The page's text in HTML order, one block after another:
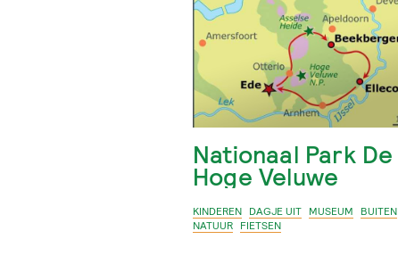
Nationaal Park De
Hoge Veluwe
KINDEREN DAGJE UIT MUSEUM
BUITEN
NATUUR FIETSEN